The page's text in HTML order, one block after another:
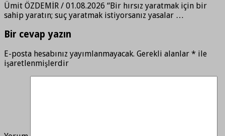
Ümit ÖZDEMİR / 01.08.2026 “Bir hırsız yaratmak için bir
sahip yaratın; suç yaratmak istiyorsanız yasalar …
Bir cevap yazın
E-posta hesabınız yayımlanmayacak. Gerekli alanlar * ile
işaretlenmişlerdir